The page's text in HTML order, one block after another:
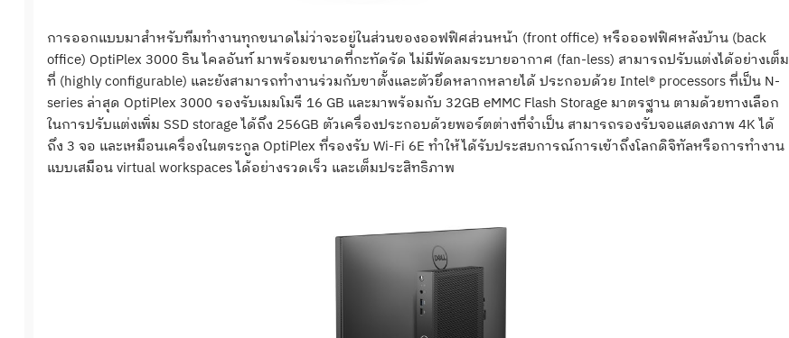
การออกแบบมาสำหรับทีมทำงานทุกขนาดไม่ว่าจะอยู่ในส่วนของออฟฟิศส่วนหน้า (front office) หรือออฟฟิศหลังบ้าน (back
office) OptiPlex 3000 ธิน ไคลอันท์ มาพร้อมขนาดที่กะทัดรัด ไม่มีพัดลมระบายอากาศ (fan-less) สามารถปรับแต่งได้อย่างเต็ม
ที่ (highly configurable) และยังสามารถทำงานร่วมกับขาตั้งและตัวยึดหลากหลายได้ ประกอบด้วย Intel® processors ที่เป็น N-
series ล่าสุด OptiPlex 3000 รองรับเมมโมรี 16 GB และมาพร้อมกับ 32GB eMMC Flash Storage มาตรฐาน ตามด้วยทางเลือก
ในการปรับแต่งเพิ่ม SSD storage ได้ถึง 256GB ตัวเครื่องประกอบด้วยพอร์ตต่างที่จำเป็น สามารถรองรับจอแสดงภาพ 4K ได้
ถึง 3 จอ และเหมือนเครื่องในตระกูล OptiPlex ที่รองรับ Wi-Fi 6E ทำให้ได้รับประสบการณ์การเข้าถึงโลกดิจิทัลหรือการทำงาน
แบบเสมือน virtual workspaces ได้อย่างรวดเร็ว และเต็มประสิทธิภาพ